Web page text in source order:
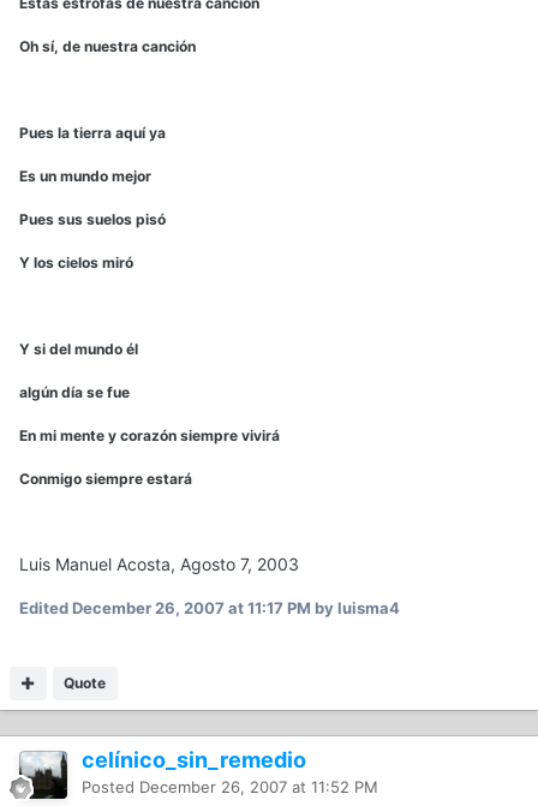
Oh sí, de nuestra canción
Pues la tierra aquí ya
Es un mundo mejor
Pues sus suelos pisó
Y los cielos miró
Y si del mundo él
algún día se fue
En mi mente y corazón siempre vivirá
Conmigo siempre estará
Luis Manuel Acosta, Agosto 7, 2003
EditedDecember 26, 2007 at 11:17 PM by luisma4
Quote
celínico_sin_remedio
Posted December 26, 2007 at 11:52 PM